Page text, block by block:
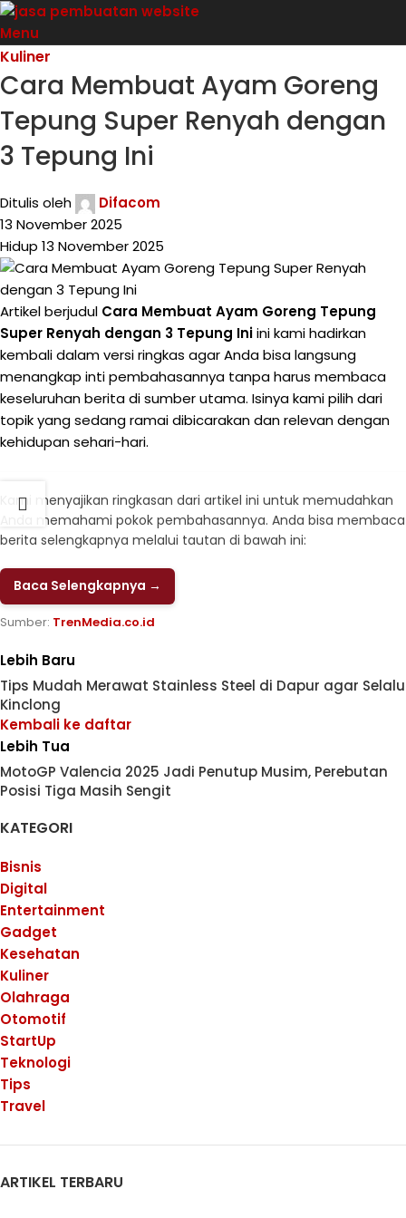
Menu
KATEGORI
Bisnis
Digital
Entertainment
Gadget
Kesehatan
Kuliner
Olahraga
Otomotif
StartUp
Teknologi
Tips
Travel
ARTIKEL TERBARU
Kuliner
Cara Membuat Ayam Goreng
Tepung Super Renyah dengan
3 Tepung Ini
Ditulis oleh
Difacom
13 November 2025
Hidup 13 November 2025
Artikel berjudul Cara Membuat Ayam Goreng Tepung
Super Renyah dengan 3 Tepung Iniini kami hadirkan
kembali dalam versi ringkas agar Anda bisa langsung
menangkap inti pembahasannya tanpa harus membaca
keseluruhan berita di sumber utama. Isinya kami pilih dari
topik yang sedang ramai dibicarakan dan relevan dengan
kehidupan sehari-hari.
Kami menyajikan ringkasan dari artikel ini untuk memudahkan
Anda memahami pokok pembahasannya. Anda bisa membaca
berita selengkapnya melalui tautan di bawah ini:
Baca Selengkapnya →
Sumber: TrenMedia.co.id
Lebih Baru
Tips Mudah Merawat Stainless Steel di Dapur agar Selalu
Kinclong
Kembali ke daftar
Lebih Tua
MotoGP Valencia 2025 Jadi Penutup Musim, Perebutan
Posisi Tiga Masih Sengit